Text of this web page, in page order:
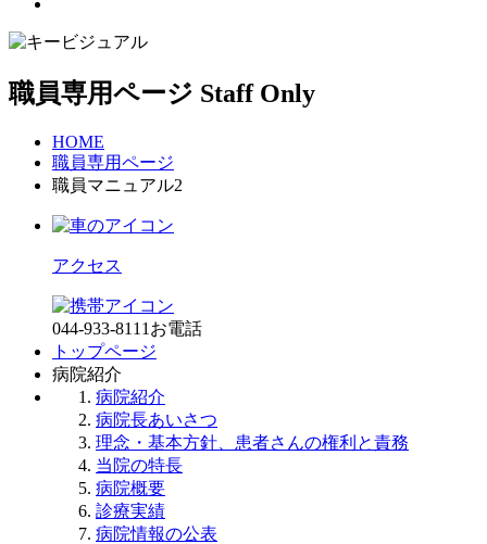
職員専用ページ Staff Only
HOME
職員専用ページ
職員マニュアル2
アクセス
044-933-8111 お電話
トップページ
病院紹介
病院紹介
病院長あいさつ
理念・基本方針、患者さんの権利と責務
当院の特長
病院概要
診療実績
病院情報の公表